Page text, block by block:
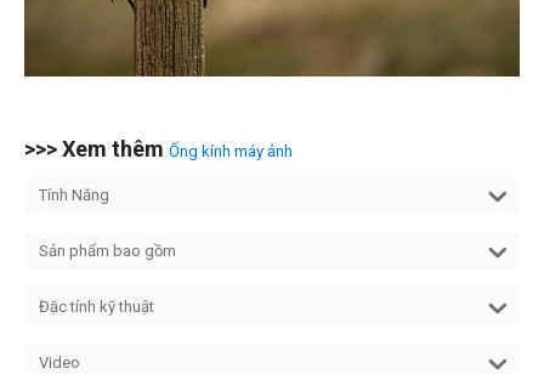
>>> Xem thêm Ống kính máy ảnh
Tính Năng
Sản phẩm bao gồm
Đặc tính kỹ thuật
Video